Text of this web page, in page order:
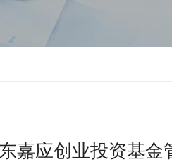
嘉应创业投资基金